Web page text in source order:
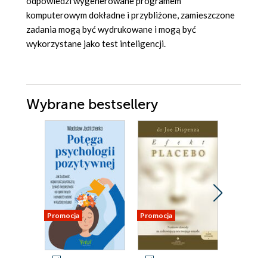
komputerowym dokładne i przybliżone, zamieszczone
zadania mogą być wydrukowane i mogą być
wykorzystane jako test inteligencji.
Wybrane bestsellery
Promocja Promocja